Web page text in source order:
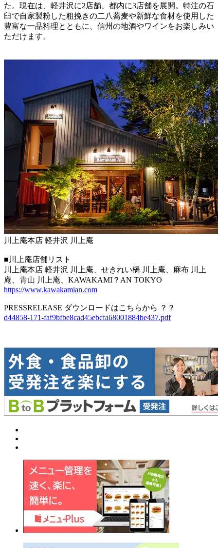
た。現在は、軽井沢に2店舗、都内に3店舗を展開。特注の石
臼で自家製粉した粗挽きの二八蕎麦や新鮮な食材を使用した
豊富な一品料理とともに、信州の地酒やワインをお楽しみい
ただけます。
川上庵本店 軽井沢 川上庵
■川上庵店舗リスト
川上庵本店 軽井沢 川上庵、せきれい橋 川上庵、麻布 川上
庵、青山 川上庵、KAWAKAMI？AN TOKYO
https://www.kawakamian.com
PRESSRELEASE ダウンロードはこちらから ？？
d44858-171-faf9bfbe8cad45ebcfa68001884be437.pdf